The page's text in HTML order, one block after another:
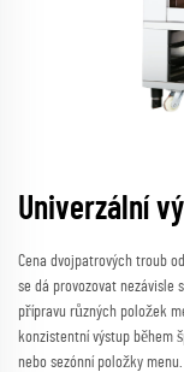
Univerzální
Cena dvojpatrových troub
se dá provozovat nezávisle
přípravu různých položek
konzistentní výstup během
nebo sezónní položky